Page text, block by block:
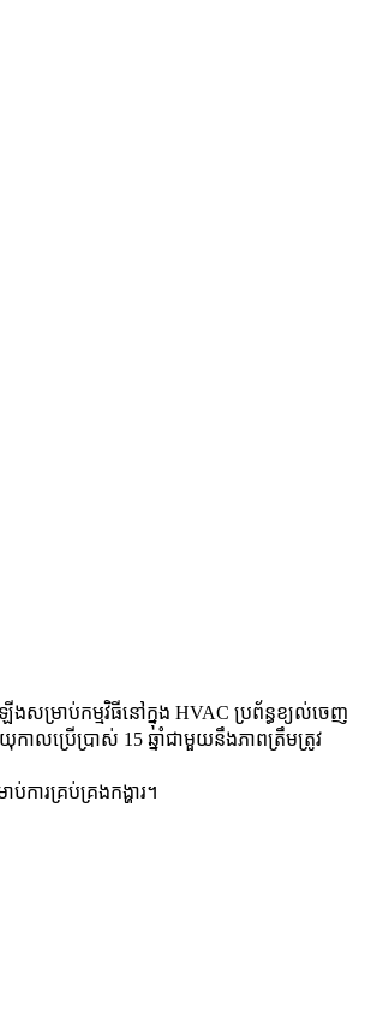
សម្រាប់កម្មវិធីនៅក្នុង HVAC ប្រព័ន្ធខ្យល់ចេញ
លប្រើប្រាស់ 15 ឆ្នាំជាមួយនឹងភាពត្រឹមត្រូវ
ារគ្រប់គ្រងកង្ហារ។